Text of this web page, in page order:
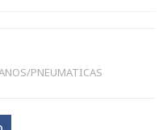
PNEUMATICAS